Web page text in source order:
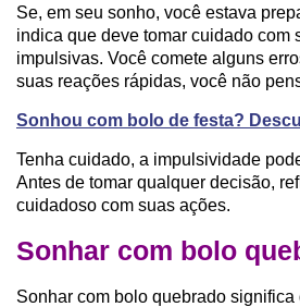
Se, em seu sonho, você estava
indica que deve tomar cuidado com
impulsivas. Você comete alguns
suas reações rápidas, você não
Sonhou com bolo de festa?
Tenha cuidado, a impulsividade
Antes de tomar qualquer decisão,
cuidadoso com suas ações.
Sonhar com bolo
Sonhar com bolo quebrado significa